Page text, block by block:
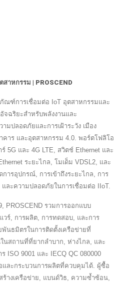
าหกรรม | PROSCEND
ภัณฑ์การเชื่อมต่อ IoT อุตสาหกรรมและ
จฉริยะสำหรับพลังงานและ
มปลอดภัยและการเฝ้าระวัง เมือง
คาร และอุตสาหกรรม 4.0. พอร์ตโฟลิโอ
ร์ 5G และ 4G LTE, สวิตช์ Ethernet และ
ระยะไกล, โมเด็ม VDSL2, และ
การอุปกรณ์, การเข้าถึงระยะไกล, การ
และความปลอดภัยในการเชื่อมต่อ IIoT.
PROSCEND รวมการออกแบบ
ร์, การผลิต, การทดสอบ, และการ
นธมิตรในการติดตั้งเครือข่ายที่
สถานที่ที่ยากลำบาก, ห่างไกล, และ
ISO 9001 และ IECQ QC 080000
ละกระบวนการผลิตที่ควบคุมได้. ผู้ซื้อ
ร้างเครือข่าย, แบนด์วิธ, ความซ้ำซ้อน,